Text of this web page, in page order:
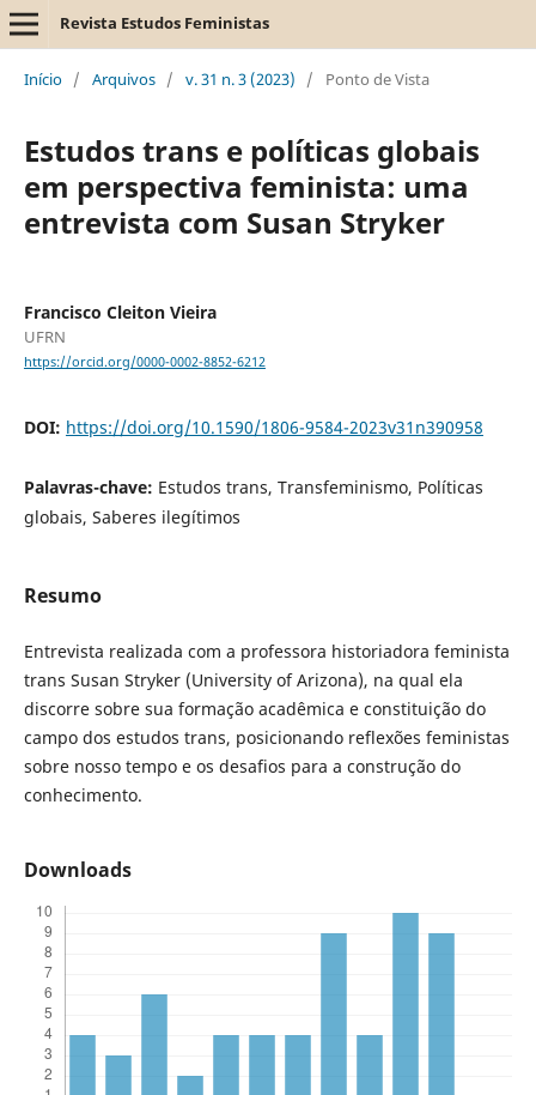
Revista Estudos Feministas
Início / Arquivos / v. 31 n. 3 (2023) / Ponto de Vista
Estudos trans e políticas globais
em perspectiva feminista: uma
entrevista com Susan Stryker
Francisco Cleiton Vieira
UFRN
https://orcid.org/0000-0002-8852-6212
DOI: https://doi.org/10.1590/1806-9584-2023v31n390958
Palavras-chave: Estudos trans, Transfeminismo, Políticas
globais, Saberes ilegítimos
Resumo
Entrevista realizada com a professora historiadora feminista
trans Susan Stryker (University of Arizona), na qual ela
discorre sobre sua formação acadêmica e constituição do
campo dos estudos trans, posicionando reflexões feministas
sobre nosso tempo e os desafios para a construção do
conhecimento.
Downloads